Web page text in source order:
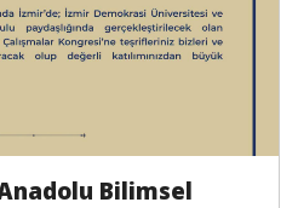
Bilimsel